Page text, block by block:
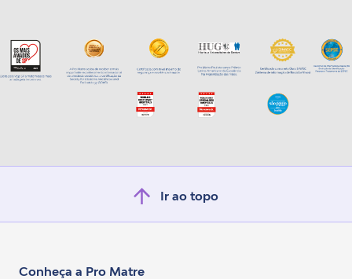
Ir ao topo
Conheça a Pro Matre